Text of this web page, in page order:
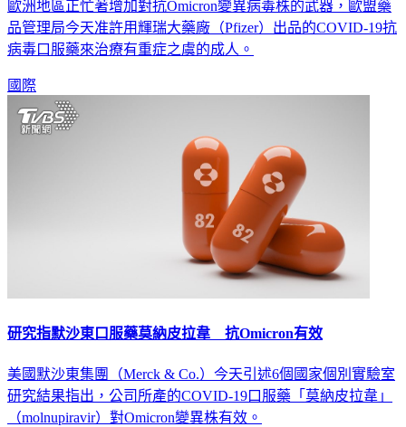
歐洲地區正忙著增加對抗Omicron變異病毒株的武器，歐盟藥
品管理局今天准許用輝瑞大藥廠（Pfizer）出品的COVID-19抗
病毒口服藥來治療有重症之虞的成人。
國際
研究指默沙東口服藥莫納皮拉韋 抗Omicron有效
美國默沙東集團（Merck & Co.）今天引述6個國家個別實驗室
研究結果指出，公司所產的COVID-19口服藥「莫納皮拉韋」
（molnupiravir）對Omicron變異株有效。